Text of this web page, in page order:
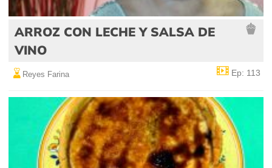
ARROZ CON LECHE Y SALSA DE
VINO
Reyes Farina Ep: 113